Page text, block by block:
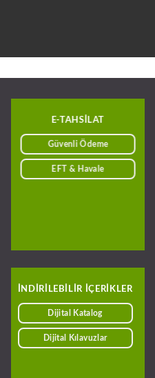
E-TAHSILAT
Güvenli Ödeme
EFT & Havale
INDIRILEBILIR IÇERIKLER
Dijital Katalog
Dijital Kılavuzlar